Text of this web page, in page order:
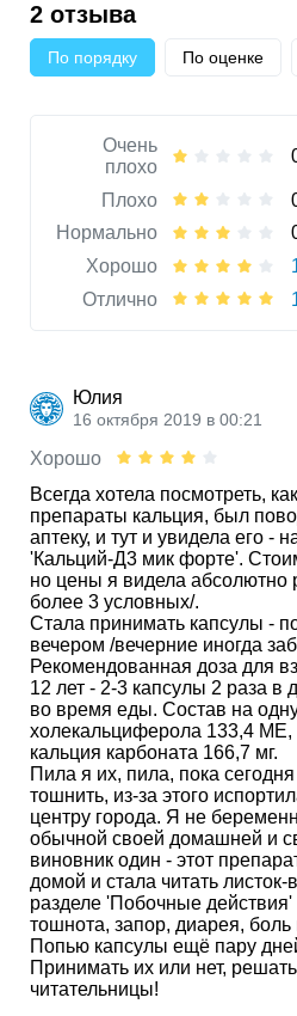
2 отзыва
По порядку По оценке
Очень
плохо
Плохо
Нормально
Хорошо
Отлично
Юлия
16 октября 2019 в 00:21
Хорошо
Всегда хотела посмотреть,
препараты кальция, был
аптеку, и тут и увидела его -
'Кальций-Д3 мик форте'.
но цены я видела абсолютно
более 3 условных/.
Стала принимать капсулы -
вечером /вечерние иногда
Рекомендованная доза для
12 лет - 2-3 капсулы 2 раза в
во время еды. Состав на
холекальциферола 133,4 МЕ,
кальция карбоната 166,7 мг.
Пила я их, пила, пока
тошнить, из-за этого
центру города. Я не
обычной своей домашней и
виновник один - этот
домой и стала читать
разделе 'Побочные действия'
тошнота, запор, диарея, боль
Попью капсулы ещё пару
Принимать их или нет,
читательницы!